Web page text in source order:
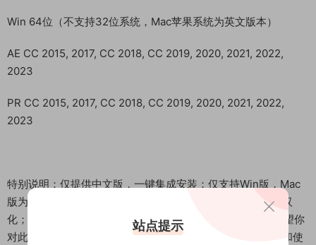
Win 64位（不支持32位系统，Mac苹果系统为英文版本）
AE CC 2015, 2017, CC 2018, CC 2019, 2020, 2021, 2022,
2023
PR CC 2015, 2017, CC 2018, CC 2019, 2020, 2021, 2022,
2023
特别说明：仅提供中文版，一键集成安装；仅支持Win版，Mac
版为英文版本；由于技术限制和疏漏极少部分参数可能未做汉
化；转译编码的特殊性，可能存在潜在BUG；在购买之前希望你
对此工具有所了解，我们仅提供工具，不提供任何视频教程和使
站点提示